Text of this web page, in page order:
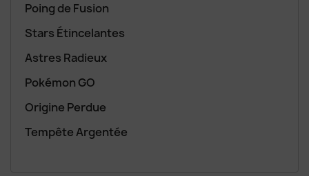
Poing de Fusion
Stars Étincelantes
Astres Radieux
Pokémon GO
Origine Perdue
Tempête Argentée